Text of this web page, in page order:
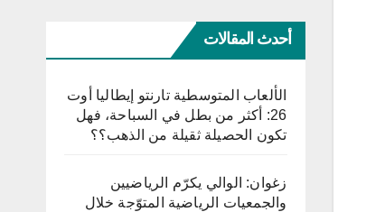
أحدث المقالات
الألعاب المتوسطية تارنتو إيطاليا أوت
26: أكثر من بطل في السباحة، فهل
تكون الحصيلة ثقيلة من الذهب؟؟
زغوان: الوالي يكرّم الرياضيين
والجمعيات الرياضية المتوّجة خلال